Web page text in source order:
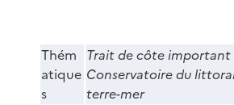
Thém
atique
s
Trait de côte important
Conservatoire du
terre-mer